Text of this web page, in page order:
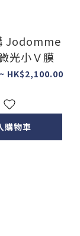
光小Ｖ膜
HK$2,100.00
購物車